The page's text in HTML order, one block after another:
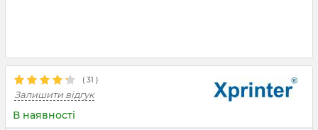
( 31 )
Залишити відгук
В наявності